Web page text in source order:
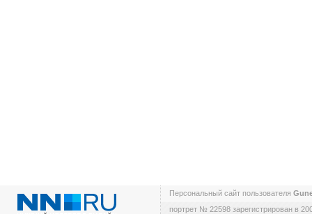
Персональный сайт пользователя
портрет № 22598 зарегистрирован в